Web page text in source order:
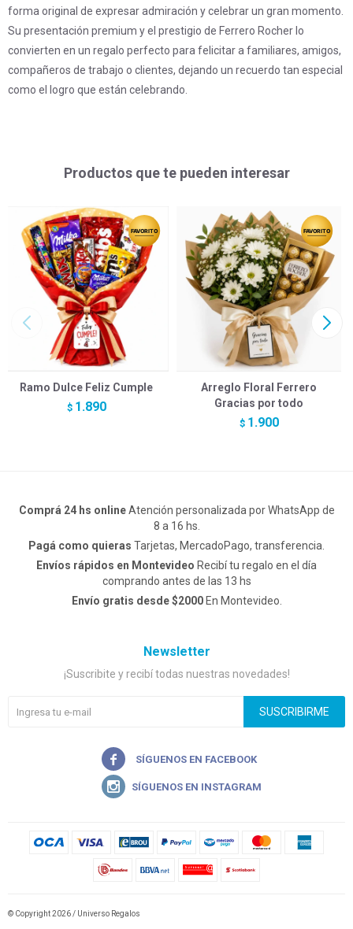
forma original de expresar admiración y celebrar un gran momento.
Su presentación premium y el prestigio de Ferrero Rocher lo
convierten en un regalo perfecto para felicitar a familiares, amigos,
compañeros de trabajo o clientes, dejando un recuerdo tan especial
como el logro que están celebrando.
Productos que te pueden interesar
Ramo Dulce Feliz Cumple
$ 1.890
Arreglo Floral Ferrero
Gracias por todo
$ 1.900
Comprá 24 hs onlineAtención personalizada por WhatsApp de
8 a 16 hs.
Pagá como quieras Tarjetas, MercadoPago, transferencia.
Envíos rápidos en Montevideo Recibí tu regalo en el día
comprando antes de las 13 hs
Envío gratis desde $2000En Montevideo.
Newsletter
¡Suscribite y recibí todas nuestras novedades!
SUSCRIBIRME


© Copyright 2026 / Universo Regalos